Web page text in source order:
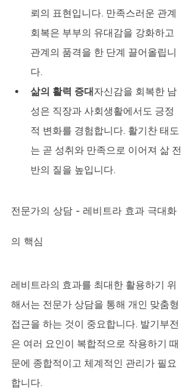
뢰의 표현입니다. 만족스러운 관계
회복은 부부의 유대감을 강화하고
관계의 품격을 한 단계 끌어올립니
다.
삶의 활력 증대자신감을 회복한 남
성은 직장과 사회생활에서도 긍정
적 변화를 경험합니다. 활기찬 태도
는 곧 성취와 만족으로 이어져 삶 전
반의 질을 높입니다.
전문가의 상담 - 레비트라 효과 극대화
의 핵심
레비트라의 효과를 최대한 활용하기 위
해서는 전문가 상담을 통해 개인 맞춤형
접근을 하는 것이 중요합니다. 발기부전
은 여러 요인이 복합적으로 작용하기 때
문에 종합적이고 체계적인 관리가 필요
합니다.